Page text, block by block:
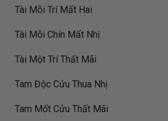
Tài Mỗi Trí Mất Hai
Tài Mỗi Chín Mất Nhị
Tài Một Trí Thất Mãi
Tam Độc Cửu Thua Nhị
Tam Mốt Cửu Thất Mãi